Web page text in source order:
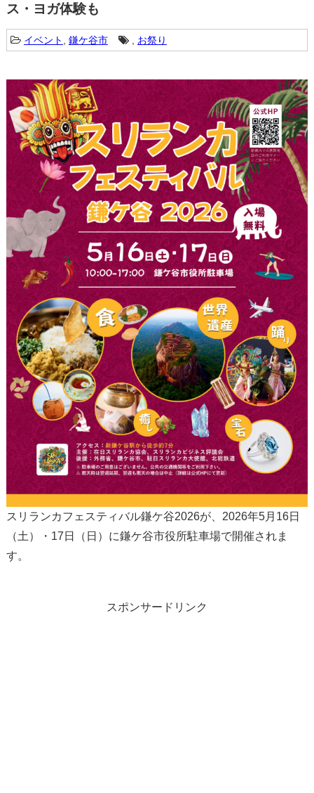
ス・ヨガ体験も
イベント 鎌ケ谷市 , お祭り
スリランカフェスティバル鎌ケ谷2026が、2026年5月16日
（土）・17日（日）に鎌ケ谷市役所駐車場で開催されま
す。
スポンサードリンク